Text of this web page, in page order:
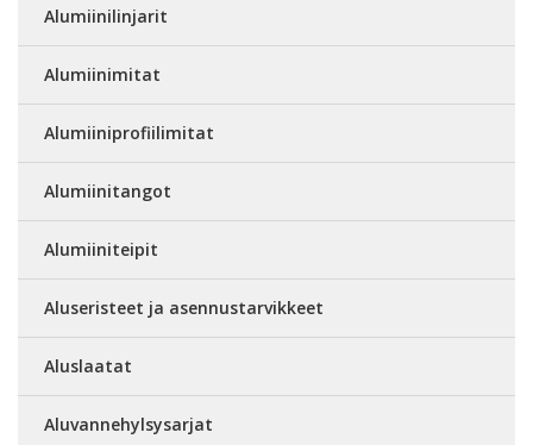
Alumiinilinjarit
Alumiinimitat
Alumiiniprofiilimitat
Alumiinitangot
Alumiiniteipit
Aluseristeet ja asennustarvikkeet
Aluslaatat
Aluvannehylsysarjat